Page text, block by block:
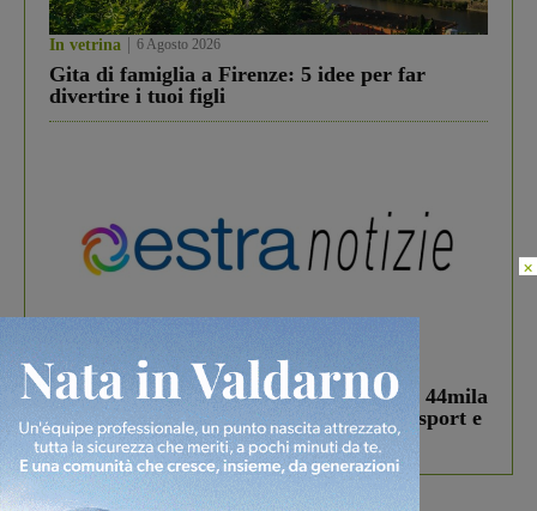
In vetrina 6 Agosto 2026
Gita di famiglia a Firenze: 5 idee per far
divertire i tuoi figli
In vetrina 3 Agosto 2026
Estra Notizie agosto: Smart Cities, oltre 44mila
studenti coinvolti, torna il bando per lo sport e
debutta il podcast Estrair
×